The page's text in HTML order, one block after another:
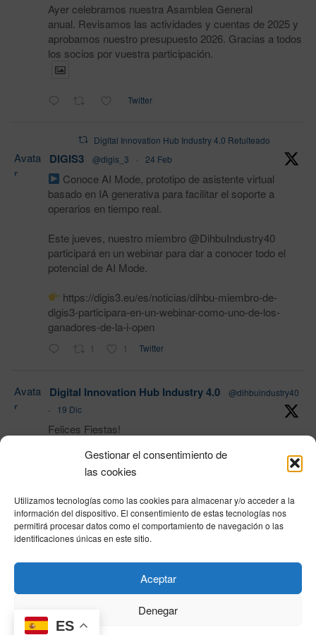
Gestionar el consentimiento de
las cookies
Utilizamos tecnologías como las cookies para almacenar y/o acceder a la
información del dispositivo. El consentimiento de estas tecnologías nos
permitirá procesar datos como el comportamiento de navegación o las
identificaciones únicas en este sitio.
Aceptar
Denegar
Ayer celebramos nuestra Asamblea General
anual. Revisamos las actividades y cuentas de 2025 y
aprobamos nuestro presupuesto 2026. Gracias a todos
los socios por vuestra participación.
Twitter
Digital Innovation Hub Industry 4.0 Retuiteado
Avata
r
DIGIS3 @digis_3 · 24 Feb
Conoce AI Mode, prototipo de asistente virtual
basado en IA generativa para facilitar el soporte a
operarios en tiempo real.
Este jueves, nuestro miembro @DihbuIndustry40
participará en un webinar para dar a conocer todo el
potencial de AI Mode.
https://digis3.eu/es/noticias/dihbu-miembro-de-
digis3-participara-en-un-webinar-como-uno-de-los-
ganadores-de-la-i-open
1 1 Twitter
Avata
r
Digital Innovation Hub Industry 4.0
@dihbuindustry40
·
19 Dic
Felices Fiestas!
1 Twitter
Load More
Política de privacidad|Aviso Legal|Política de cookies|DNSH|Trabaja con
ES